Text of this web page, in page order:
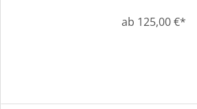
ab 125,00 €*